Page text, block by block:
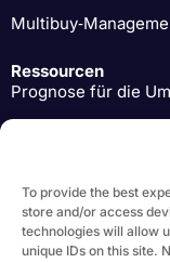
To provide the best
store and/or access
technologies will allow
unique IDs on this site.
Ressourcen
Prognose für die